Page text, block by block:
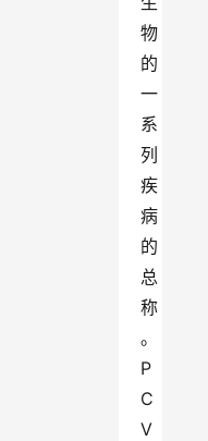
物
的
一
系
列
疾
病
的
总
称
。
P
C
V